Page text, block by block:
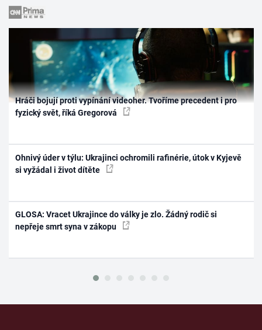
Hráči bojují proti vypínání videoher. Tvoříme precedent i pro
fyzický svět, říká Gregorová
Ohnivý úder v týlu: Ukrajinci ochromili rafinérie, útok v Kyjevě
si vyžádal i život dítěte
GLOSA: Vracet Ukrajince do války je zlo. Žádný rodič si
nepřeje smrt syna v zákopu